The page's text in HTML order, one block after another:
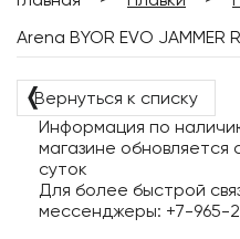
Arena BYOR EVO
❬Вернуться к списку
Информация по
магазине обновляется
суток
Для более быстрой
мессенджеры: +7-965-